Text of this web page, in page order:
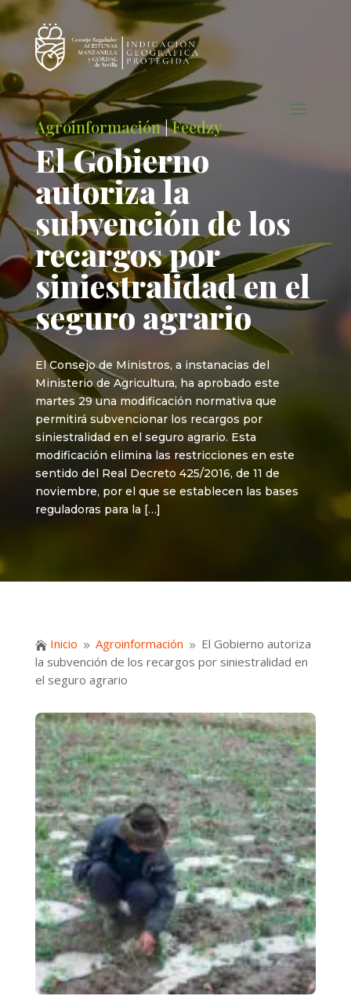
Agroinformación|Feedzy
El Gobierno
autoriza la
subvención de los
recargos por
siniestralidad en el
seguro agrario
El Consejo de Ministros, a instanacias del
Ministerio de Agricultura, ha aprobado este
martes 29 una modificación normativa que
permitirá subvencionar los recargos por
siniestralidad en el seguro agrario. Esta
modificación elimina las restricciones en este
sentido del Real Decreto 425/2016, de 11 de
noviembre, por el que se establecen las bases
reguladoras para la […]
 Inicio 9 Agroinformación 9 El Gobierno autoriza
la subvención de los recargos por siniestralidad en
el seguro agrario